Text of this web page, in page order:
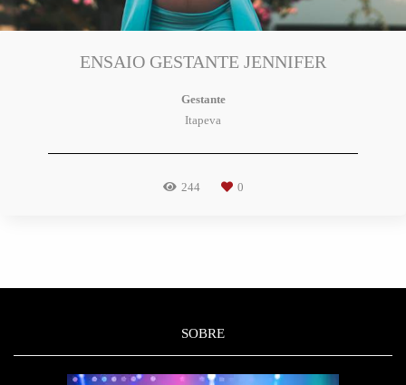
ENSAIO GESTANTE JENNIFER
Gestante
Itapeva
244 0
SOBRE